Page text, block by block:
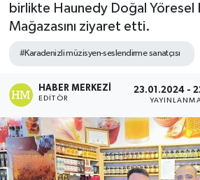
birlikte Haunedy Doğal Yöresel
Mağazasını ziyaret etti.
#Karadenizli müzisyen-seslendirme sanatçısı
HABER MERKEZI
EDITÖR
23.01.2024 -